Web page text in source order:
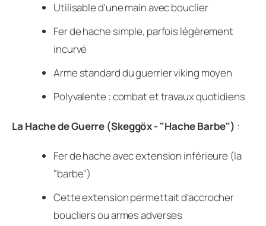
Utilisable d'une main avec bouclier
Fer de hache simple, parfois légèrement
incurvé
Arme standard du guerrier viking moyen
Polyvalente : combat et travaux quotidiens
La Hache de Guerre (Skeggöx - "Hache Barbe") :
Fer de hache avec extension inférieure (la
"barbe")
Cette extension permettait d'accrocher
boucliers ou armes adverses